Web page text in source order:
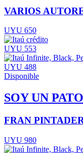
VARIOS
UYU 650
UYU 553
UYU 488
Disponible
SOY UN PATO
FRAN
UYU 980